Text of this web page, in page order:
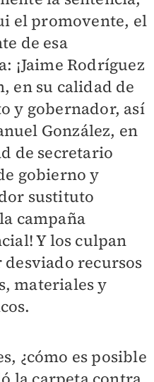
el promovente, el
de esa
¡Jaime Rodríguez
en su calidad de
y gobernador, así
González, en
de secretario
gobierno y
sustituto
campaña
Y los culpan
desviado recursos
materiales y
¿cómo es posible